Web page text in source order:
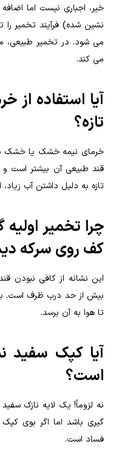
خیر، اجباری نیست اما
نشین شده) فرآیند تخمیر
می شود. در تخمیر طبیعی،
می کند.
آیا استفاده
تازه؟
خرمای نیمه خشک یا خشک
قند طبیعی آن بیشتر است
تازه به دلیل داشتن آب
چرا تخمیر
کف روی سرکه
این نشانه از کافی نبودن
بیش از حد درب ظرف است.
تا هوا به آن برسد.
آیا کپک سفید
است؟
نه لزوماً! یک لایه نازک
گیری باشد اما اگر بوی
فساد است.